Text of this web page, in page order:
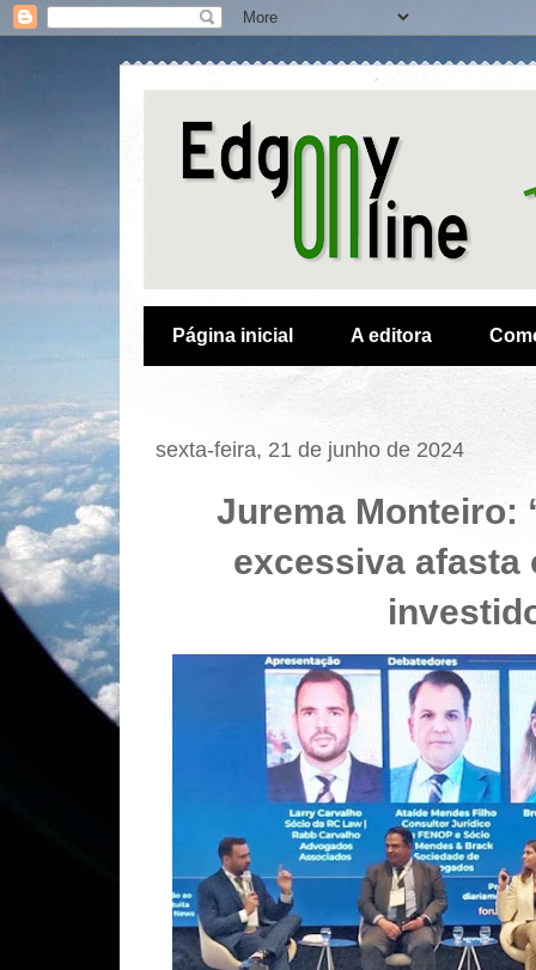
Página inicial A editora
sexta-feira, 21 de junho de 2024
Jurema Monteiro:
excessiva afasta